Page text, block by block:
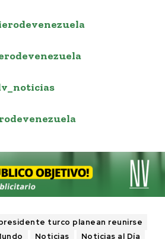
turco planean reunirse
Noticias
Noticias al Día